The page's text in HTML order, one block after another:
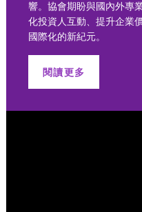
響。協會期盼與國內外專
化投資人互動、提升企業
國際化的新紀元。
閱讀更多